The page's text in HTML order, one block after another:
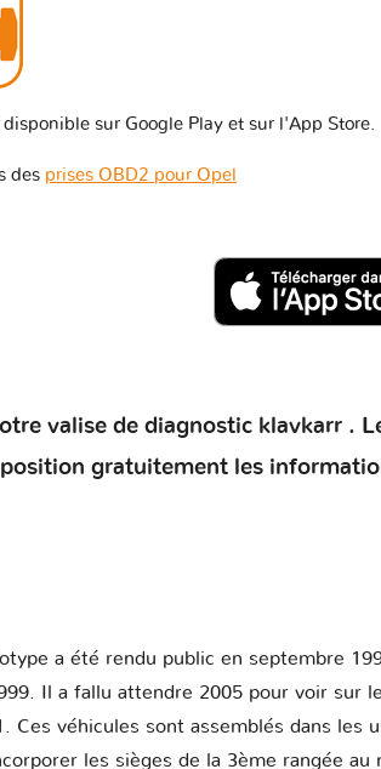
sur Google Play et sur l'App Store.
des prises OBD2 pour Opel
valise de diagnostic klavkarr .
gratuitement les
a été rendu public en septembre
Il a fallu attendre 2005 pour voir sur
véhicules sont assemblés dans les
les sièges de la 3ème rangée au